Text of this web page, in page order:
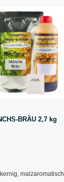
BRÄU 2,7 kg
malzaromatisch